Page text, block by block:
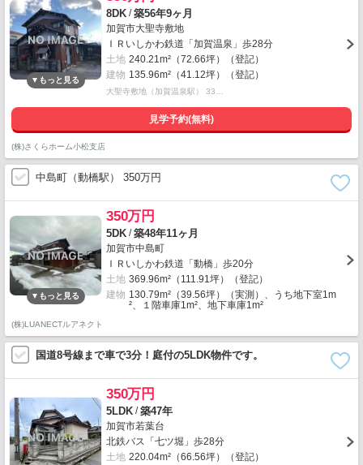
8DK /築56年9ヶ月
加賀市大聖寺敷地
ＩＲいしかわ鉄道「加賀温泉」歩28分
土地 240.21m²（72.66坪）（登記）
建物 135.96m²（41.12坪）（登記）
大聖寺敷地（加賀温泉駅） 33…
見学予約(無料)
(株)さくらホーム小松支店
中島町（動橋駅） 350万円
350万円
5DK /築48年11ヶ月
加賀市中島町
ＩＲいしかわ鉄道「動橋」歩20分
土地 369.96m²（111.91坪）（登記）
建物 130.79m²（39.56坪）（実測）、うち地下室1m
²、１階車庫1m²、地下車庫1m²
(株)LUANECTルアネクト
国道8号線まで車で3分！庭付の5LDK物件です。
350万円
5LDK /築47年
加賀市若葉台
北鉄バス「七ツ堀」歩28分
土地 220.04m²（66.56坪）（登記）